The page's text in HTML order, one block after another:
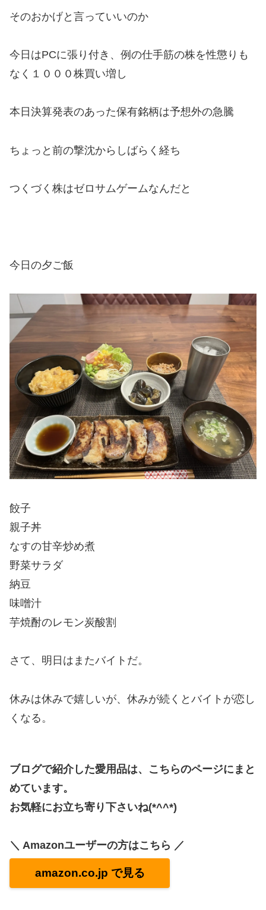
そのおかげと言っていいのか
今日はPCに張り付き、例の仕手筋の株を性懲りも
なく１０００株買い増し
本日決算発表のあった保有銘柄は予想外の急騰
ちょっと前の撃沈からしばらく経ち
つくづく株はゼロサムゲームなんだと
今日の夕ご飯
餃子
親子丼
なすの甘辛炒め煮
野菜サラダ
納豆
味噌汁
芋焼酎のレモン炭酸割
さて、明日はまたバイトだ。
休みは休みで嬉しいが、休みが続くとバイトが恋し
くなる。
ブログで紹介した愛用品は、こちらのページにまと
めています。
お気軽にお立ち寄り下さいね(*^^*)
＼ Amazonユーザーの方はこちら ／
amazon.co.jp で見る